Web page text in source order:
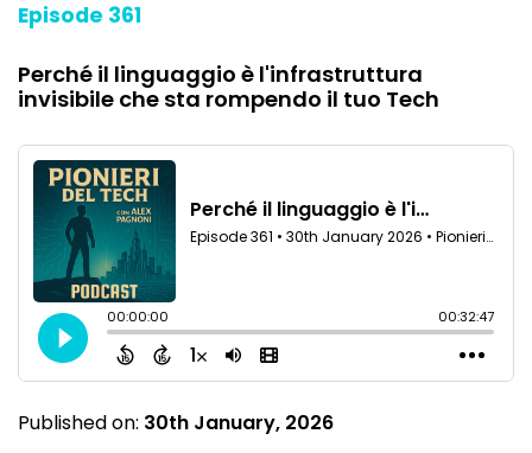
Episode 361
Perché il linguaggio è l'infrastruttura
invisibile che sta rompendo il tuo Tech
Published on: 30th January, 2026